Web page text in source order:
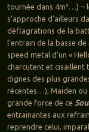
tournée dans 4m²…) –
s’approche d’ailleurs
déflagrations de la
l’entrain de la basse
speed metal d’un «
charcutent et cisaillent
dignes des plus
récentes…), Maiden ou
grande force de ce
entrainantes aux
reprendre celui,